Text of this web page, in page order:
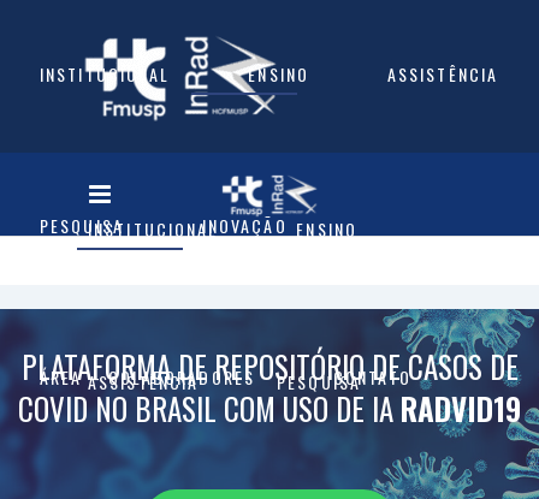
INSTITUCIONAL ENSINO
ASSISTÊNCIA PESQUISA
INSTITUCIONAL ENSINO ASSISTÊNCIA
PESQUISA INOVAÇÃO
ÁREA – COLABORADORES CONTATO
PLATAFORMA DE REPOSITÓRIO DE CASOS DE
COVID NO BRASIL COM USO DE IARADVID19